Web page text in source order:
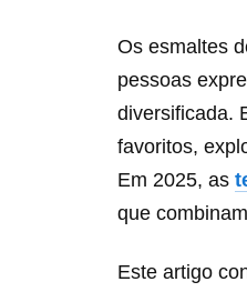
Os esmaltes
pessoas
diversificada.
favoritos,
Em 2025, as
que
Este artigo